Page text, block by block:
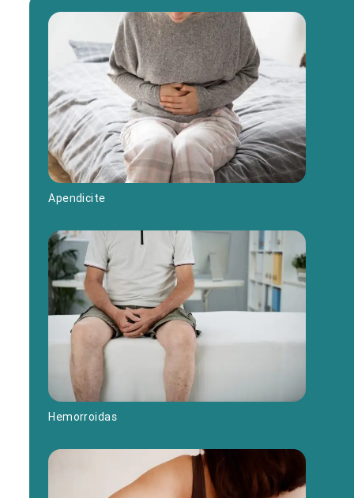
Apendicite
Hemorroidas